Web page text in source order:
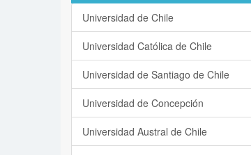
Universidad de Chile
Universidad Católica de Chile
Universidad de Santiago de Chile
Universidad de Concepción
Universidad Austral de Chile